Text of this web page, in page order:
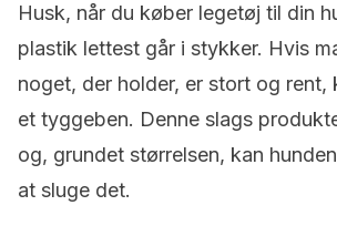
Husk, når du køber legetøj til din
plastik lettest går i stykker. Hvis
noget, der holder, er stort og
et tyggeben. Denne slags
og, grundet størrelsen, kan
at sluge det.